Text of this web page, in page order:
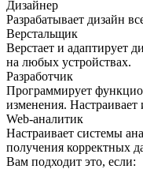
Дизайнер
Разрабатывает дизайн
Верстальщик
Верстает и адаптирует
на любых устройствах.
Разработчик
Программирует
изменения.
Web-аналитик
Настраивает системы
получения корректных
Вам подходит это, если: